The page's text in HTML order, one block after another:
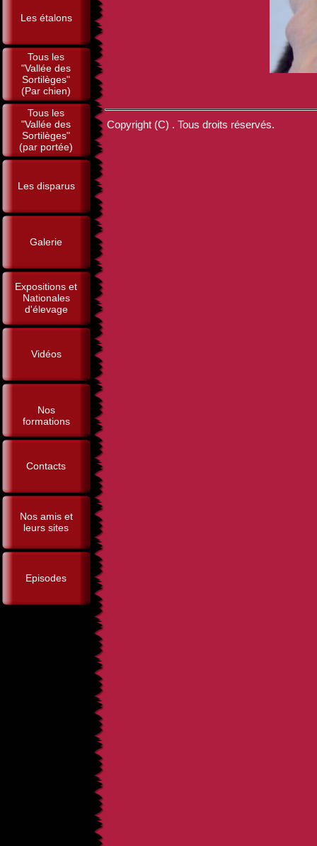
Les étalons
Tous les
"Vallée des
Sortilèges"
(Par chien)
Tous les
"Vallée des
Sortilèges"
(par portée)
Les disparus
Galerie
Expositions et
Nationales
d'élevage
Vidéos
Nos
formations
Contacts
Nos amis et
leurs sites
Episodes
Copyright (C) . Tous droits réservés.